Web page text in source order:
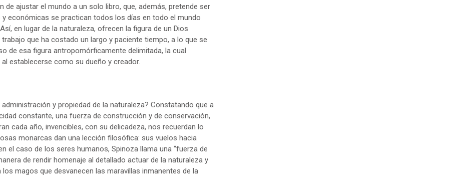
de ajustar el mundo a un solo libro, que, además, pretende ser
económicas se practican todos los días en todo el mundo
en lugar de la naturaleza, ofrecen la figura de un Dios
que ha costado un largo y paciente tiempo, a lo que se
de esa figura antropomórficamente delimitada, la cual
establecerse como su dueño y creador.
y propiedad de la naturaleza? Constatando que a
constante, una fuerza de construcción y de conservación,
cada año, invencibles, con su delicadeza, nos recuerdan lo
monarcas dan una lección filosófica: sus vuelos hacia
el caso de los seres humanos, Spinoza llama una “fuerza de
de rendir homenaje al detallado actuar de la naturaleza y
magos que desvanecen las maravillas inmanentes de la